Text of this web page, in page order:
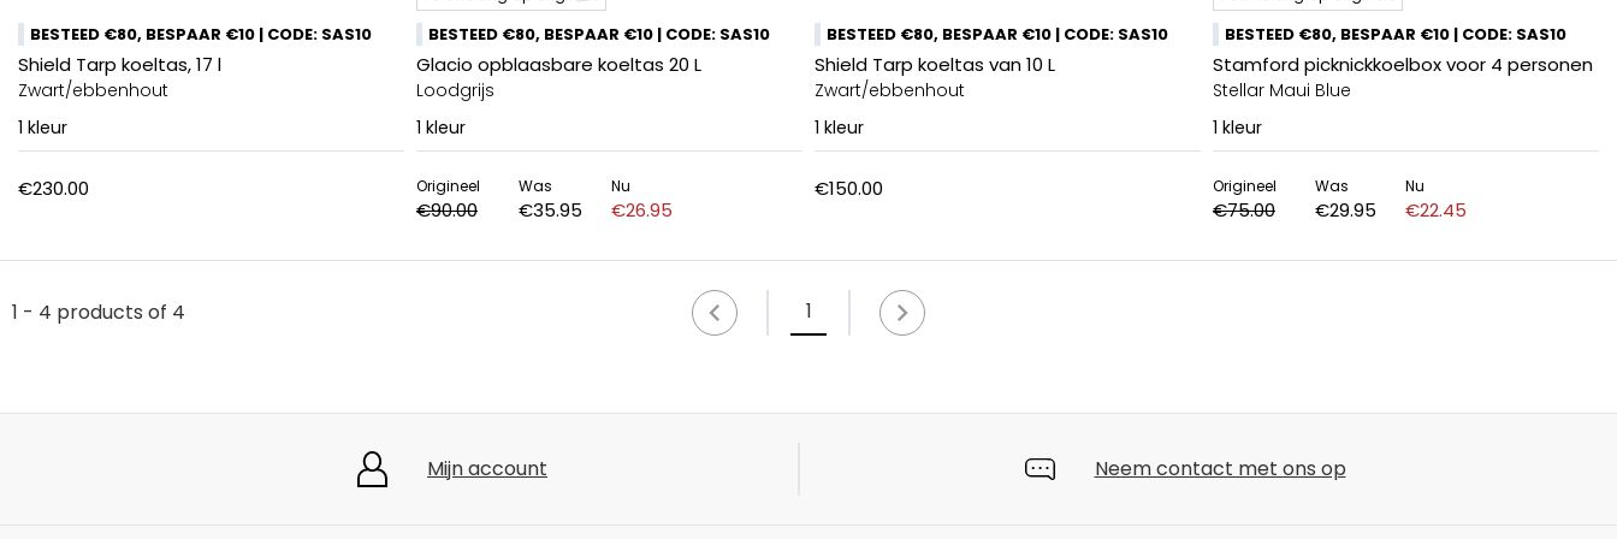
BESTEED €80, BESPAAR €10 | CODE: SAS10
Shield Tarp koeltas, 17 l
Zwart/ebbenhout
1 kleur
€230.00
BESTEED €80, BESPAAR €10 | CODE: SAS10
Glacio opblaasbare koeltas 20 L
Loodgrijs
1 kleur
Origineel
€90.00
Was
€35.95
Nu
€26.95
BESTEED €80, BESPAAR €10 | CODE: SAS10
Shield Tarp koeltas van 10 L
Zwart/ebbenhout
1 kleur
€150.00
BESTEED €80, BESPAAR €10 | CODE: SAS10
Stamford picknickkoelbox voor 4 personen
Stellar Maui Blue
1 kleur
Origineel
€75.00
Was
€29.95
Nu
€22.45
1 - 4 products of 4 1
Mijn account Neem contact met ons op